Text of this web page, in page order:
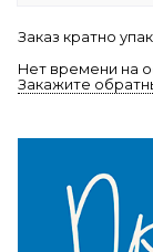
Заказ кратно
Нет времени на
Закажите